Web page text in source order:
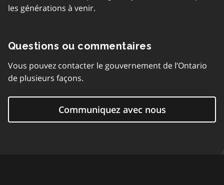
les générations à venir.
Questions ou commentaires
Vous pouvez contacter le gouvernement de l’Ontario
de plusieurs façons.
Communiquez avec nous